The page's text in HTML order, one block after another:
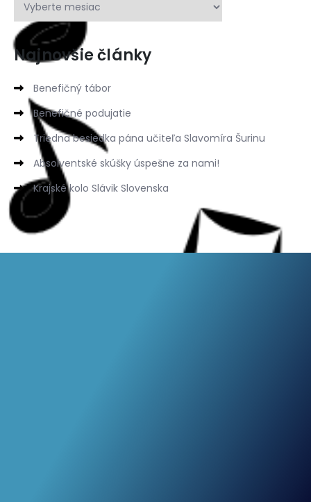
Najnovšie články
Benefičný tábor
Benefičné podujatie
Triedna besiedka pána učiteľa Slavomíra Šurinu
Absolventské skúšky úspešne za nami!
Krajské kolo Slávik Slovenska